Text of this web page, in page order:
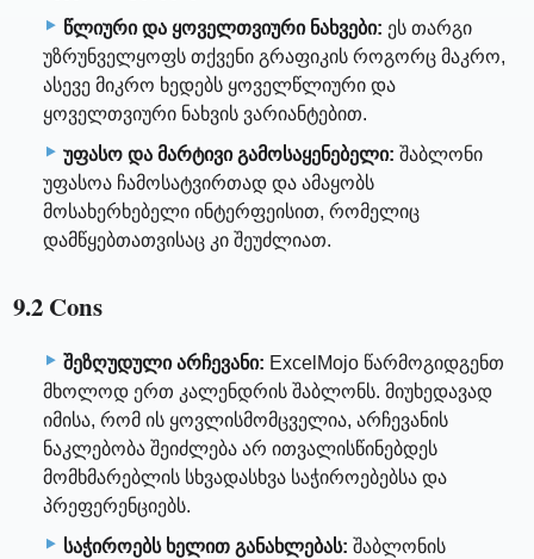
წლიური და ყოველთვიური ნახვები: ეს თარგი
უზრუნველყოფს თქვენი გრაფიკის როგორც მაკრო,
ასევე მიკრო ხედებს ყოველწლიური და
ყოველთვიური ნახვის ვარიანტებით.
უფასო და მარტივი გამოსაყენებელი: შაბლონი
უფასოა ჩამოსატვირთად და ამაყობს
მოსახერხებელი ინტერფეისით, რომელიც
დამწყებთათვისაც კი შეუძლიათ.
9.2 Cons
შეზღუდული არჩევანი: ExcelMojo წარმოგიდგენთ
მხოლოდ ერთ კალენდრის შაბლონს. მიუხედავად
იმისა, რომ ის ყოვლისმომცველია, არჩევანის
ნაკლებობა შეიძლება არ ითვალისწინებდეს
მომხმარებლის სხვადასხვა საჭიროებებსა და
პრეფერენციებს.
საჭიროებს ხელით განახლებას: შაბლონის